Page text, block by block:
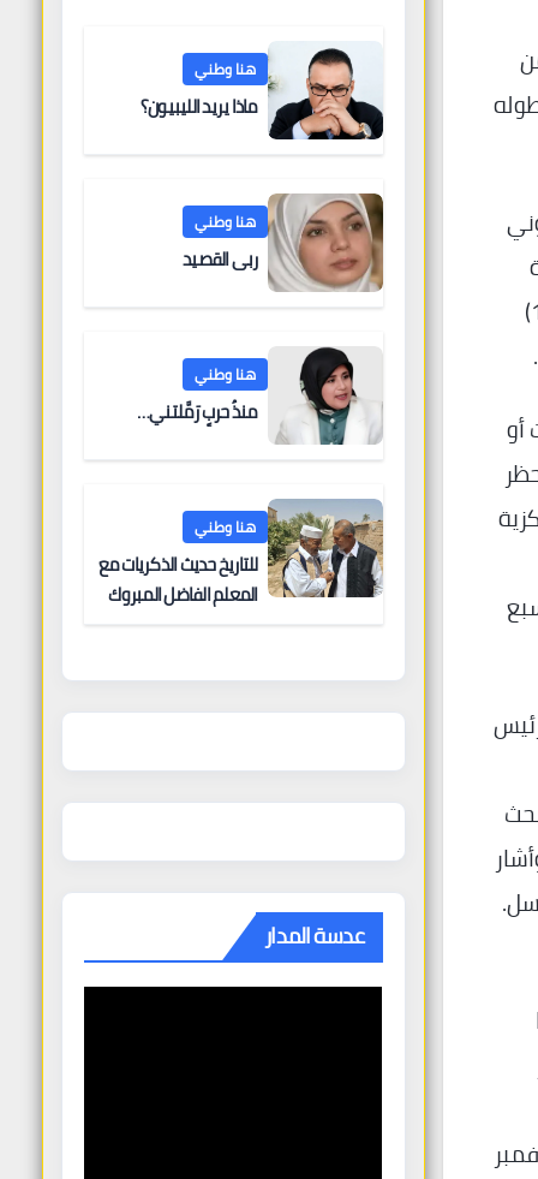
من
قمة
الاتحاد الأوروبي في 19 يونيو 2026، وافق قادة الاتحاد على تمديد العقوبات المفروضة على روسيا لمدة (12)
أو
مايو 2026، إن “الرئيس
لبحث
في نوفمبر
هنا وطني
ماذا يريد الليبيون؟
هنا وطني
ربى القصيد
هنا وطني
منذُ حربٍ رَمَّلتني…
هنا وطني
للتاريخ حديث الذكريات مع
المعلم الفاضل المبروك
عدسة المدار